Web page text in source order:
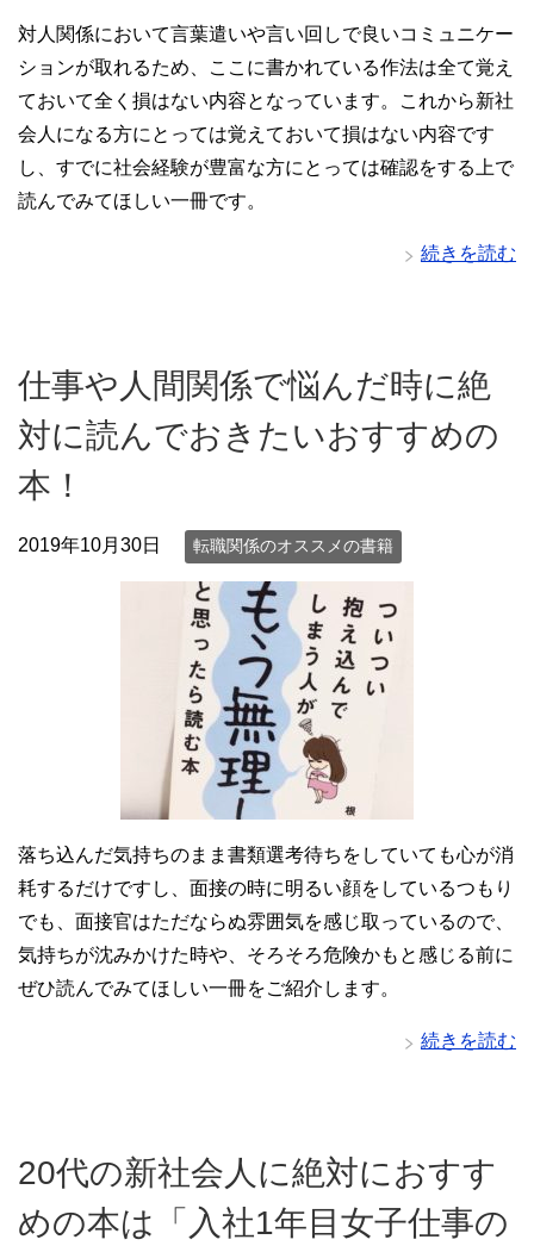
対人関係において言葉遣いや言い回しで良いコミュニケー
ションが取れるため、ここに書かれている作法は全て覚え
ておいて全く損はない内容となっています。これから新社
会人になる方にとっては覚えておいて損はない内容です
し、すでに社会経験が豊富な方にとっては確認をする上で
読んでみてほしい一冊です。
続きを読む
仕事や人間関係で悩んだ時に絶
対に読んでおきたいおすすめの
本！
2019年10月30日 転職関係のオススメの書籍
落ち込んだ気持ちのまま書類選考待ちをしていても心が消
耗するだけですし、面接の時に明るい顔をしているつもり
でも、面接官はただならぬ雰囲気を感じ取っているので、
気持ちが沈みかけた時や、そろそろ危険かもと感じる前に
ぜひ読んでみてほしい一冊をご紹介します。
続きを読む
20代の新社会人に絶対におすす
めの本は「入社1年目女子仕事の